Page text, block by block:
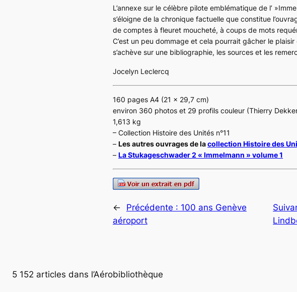
L’annexe sur le célèbre pilote emblématique de l’
s’éloigne de la chronique factuelle que constitue
de comptes à fleuret moucheté, à coups de mots
C’est un peu dommage et cela pourrait gâcher le
s’achève sur une bibliographie, les sources et les
Jocelyn Leclercq
160 pages A4 (21 x 29,7 cm)
environ 360 photos et 29 profils couleur (Thierry
1,613 kg
– Collection Histoire des Unités n°11
– Les autres ouvrages de lacollection Histoire des
– La Stukageschwader 2 « Immelmann » volume 1
← Précédente : 100 ans Genève
aéroport
5 152 articles dans l’Aérobibliothèque